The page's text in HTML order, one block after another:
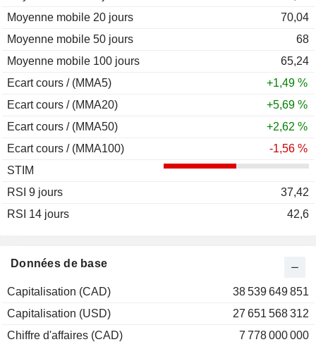
Données de base
Capitalisation (CAD)
38 539 649 851
Capitalisation (USD)
27 651 568 312
Chiffre d'affaires (CAD)
7 778 000 000
Moyenne mobile 20 jours
70,04
Moyenne mobile 50 jours
68
Moyenne mobile 100 jours
65,24
Ecart cours / (MMA5)
+1,49 %
Ecart cours / (MMA20)
+5,69 %
Ecart cours / (MMA50)
+2,62 %
Ecart cours / (MMA100)
-1,56 %
STIM
RSI 9 jours
37,42
RSI 14 jours
42,6
2010
+23,29 %
2009
+14,96 %
2008
-13,11 %
2007
2006
2005
2004
2003
+20,18 %
2002
2001
1999